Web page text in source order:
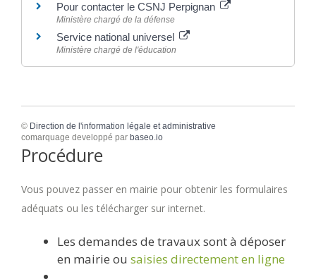
Pour contacter le CSNJ Perpignan
Ministère chargé de la défense
Service national universel
Ministère chargé de l'éducation
© Direction de l'information légale et administrative
comarquage developpé par baseo.io
Procédure
Vous pouvez passer en mairie pour obtenir les formulaires
adéquats ou les télécharger sur internet.
Les demandes de travaux sont à déposer
en mairie ou saisies directement en ligne